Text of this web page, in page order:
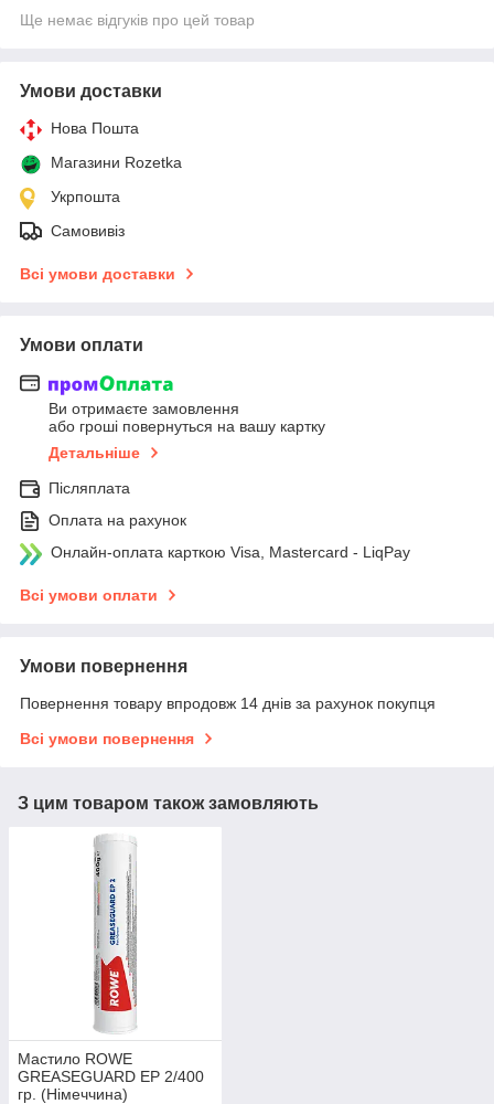
Ще немає відгуків про цей товар
Умови доставки
Нова Пошта
Магазини Rozetka
Укрпошта
Самовивіз
Всі умови доставки
Умови оплати
Ви отримаєте замовлення
або гроші повернуться на вашу картку
Детальніше
Післяплата
Оплата на рахунок
Онлайн-оплата карткою Visa, Mastercard - LiqPay
Всі умови оплати
Умови повернення
Повернення товару впродовж 14 днів за рахунок покупця
Всі умови повернення
З цим товаром також замовляють
Мастило ROWE
GREASEGUARD EP 2/400
гр. (Німеччина)